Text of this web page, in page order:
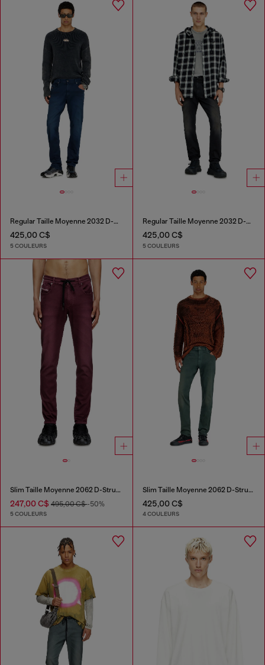
Regular Taille Moyenne 2032 D-Krooley-BW Joggjeans®
425,00 C$
5 COULEURS
Regular Taille Moyenne 2032 D-Krooley-BW Joggjeans®
425,00 C$
5 COULEURS
Slim Taille Moyenne 2062 D-Strukt Joggjeans®
247,00 C$ 495,00 C$-50%
5 COULEURS
Slim Taille Moyenne 2062 D-Strukt Joggjeans®
425,00 C$
4 COULEURS